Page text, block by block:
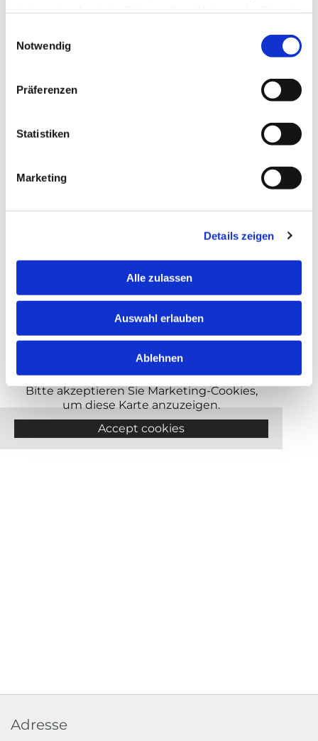
Notwendig
Präferenzen
Statistiken
Marketing
Details zeigen
Alle zulassen
Auswahl erlauben
Ablehnen
Ihre Nachricht*
personenbezogenen Daten ausschließlich zur
Beantwortung Ihrer Anfrage. Weitere
auch zu Ihren Rechten, finden Sie in unserer
Bitte akzeptieren Sie Marketing-Cookies,
um diese Karte anzuzeigen.
Accept cookies
Adresse